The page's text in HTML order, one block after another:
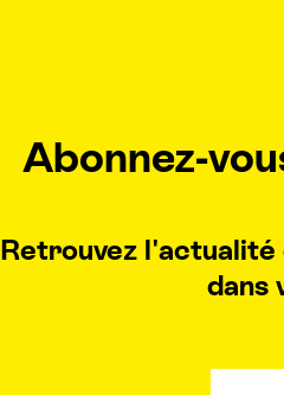
Abonnez-
Retrouvez
dans